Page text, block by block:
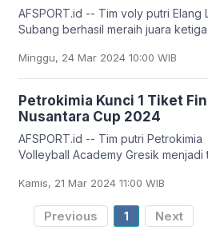
AFSPORT.id -- Tim voly putri Elang
Subang berhasil meraih juara
memastikan diri juara ketiga usai
mengalahkan
Minggu, 24 Mar 2024 10:00 WIB
Petrokimia Kunci 1 Tiket
Nusantara Cup 2024
AFSPORT.id -- Tim putri Petrokimia
Volleyball Academy Gresik menjadi
lolos ke babak final kejuaraan bola
Kamis, 21 Mar 2024 11:00 WIB
Previous 1 Next